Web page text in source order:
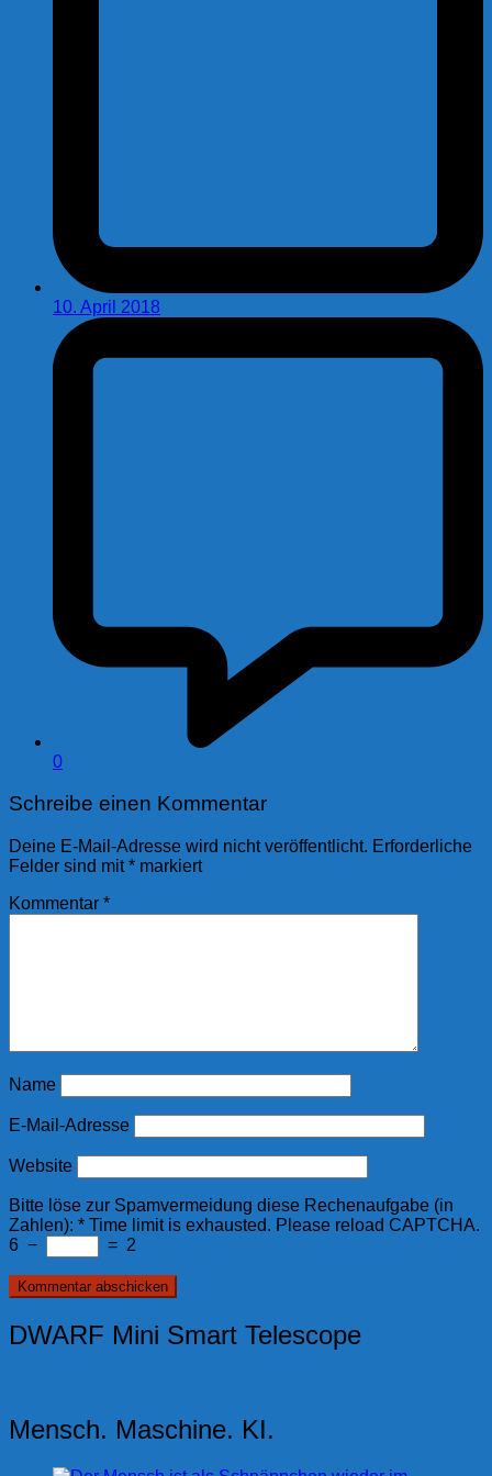
10. April 2018
0
Schreibe einen Kommentar
Deine E-Mail-Adresse wird nicht veröffentlicht. Erforderliche
Felder sind mit* markiert
Kommentar *
Name
E-Mail-Adresse
Website
Bitte löse zur Spamvermeidung diese Rechenaufgabe (in
Zahlen): * Time limit is exhausted. Please reload CAPTCHA.
6 − = 2
DWARF Mini Smart Telescope
Mensch. Maschine. KI.